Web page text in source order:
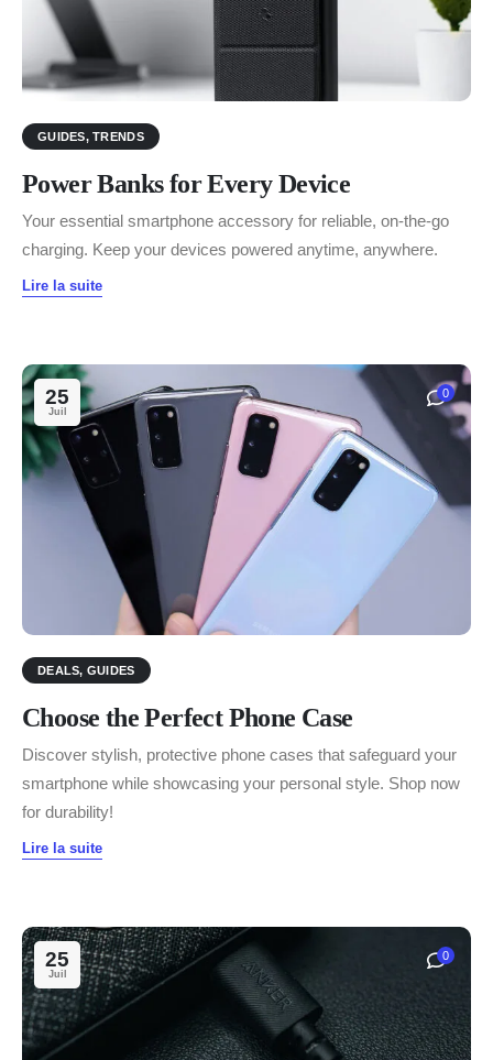
GUIDES,TRENDS
Power Banks for Every Device
Your essential smartphone accessory for reliable, on-the-go
charging. Keep your devices powered anytime, anywhere.
Lire la suite
25
Juil
0
DEALS, GUIDES
Choose the Perfect Phone Case
Discover stylish, protective phone cases that safeguard your
smartphone while showcasing your personal style. Shop now
for durability!
Lire la suite
25
Juil
0